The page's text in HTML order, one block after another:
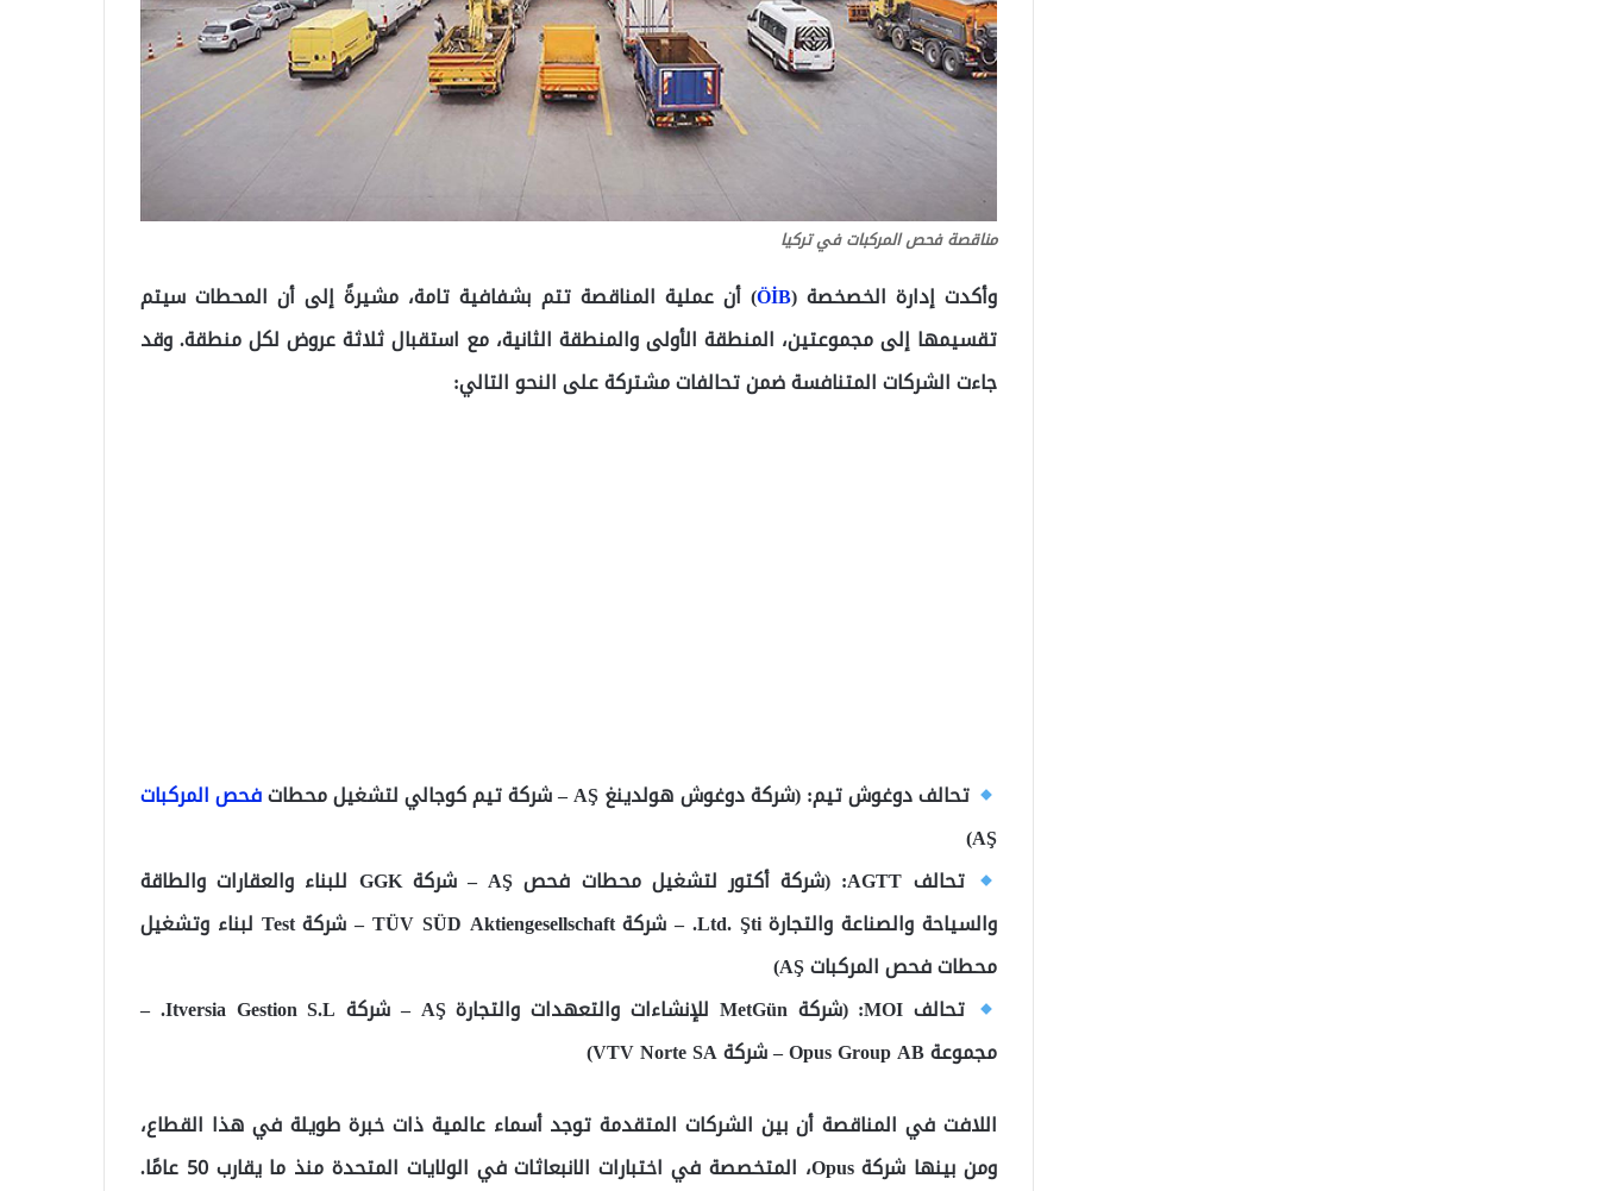
مناقصة فحص المركبات في تركيا
وأكدت إدارة الخصخصة (ÖİB) أن عملية المناقصة تتم بشفافية تامة، مشيرةً إلى أن المحطات سيتم
تقسيمها إلى مجموعتين، المنطقة الأولى والمنطقة الثانية، مع استقبال ثلاثة عروض لكل منطقة. وقد
جاءت الشركات المتنافسة ضمن تحالفات مشتركة على النحو التالي:
تحالف دوغوش تيم: (شركة دوغوش هولدينغ AŞ – شركة تيم كوجالي لتشغيل محطات
فحص المركبات
AŞ)
تحالف AGTT: (شركة أكتور لتشغيل محطات فحص AŞ – شركة GGK للبناء والعقارات والطاقة
والسياحة والصناعة والتجارة Ltd. Şti. – شركة TÜV SÜD Aktiengesellschaft – شركة Test لبناء وتشغيل
محطات فحص المركبات AŞ)
تحالف MOI: (شركة MetGün للإنشاءات والتعهدات والتجارة AŞ – شركة Itversia Gestion S.L. –
مجموعة Opus Group AB – شركة VTV Norte SA)
اللافت في المناقصة أن بين الشركات المتقدمة توجد أسماء عالمية ذات خبرة طويلة في هذا القطاع،
ومن بينها شركة Opus، المتخصصة في اختبارات الانبعاثات في الولايات المتحدة منذ ما يقارب 50 عامًا.